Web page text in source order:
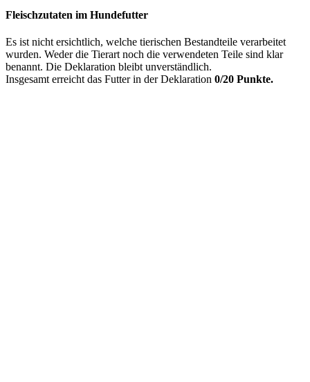
Fleischzutaten im Hundefutter
Es ist nicht ersichtlich, welche tierischen Bestandteile verarbeitet
wurden. Weder die Tierart noch die verwendeten Teile sind klar
benannt. Die Deklaration bleibt unverständlich.
Insgesamt erreicht das Futter in der Deklaration 0/20 Punkte.